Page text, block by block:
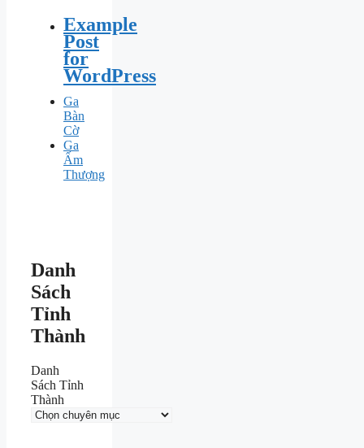
Example
Post
for
WordPress
Ga
Bàn
Cờ
Ga
Ấm
Thượng
Danh
Sách
Tỉnh
Thành
Danh
Sách Tỉnh
Thành